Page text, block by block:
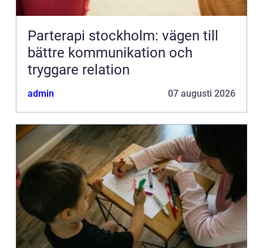
Parterapi stockholm: vägen till
bättre kommunikation och
tryggare relation
admin 07 augusti 2026